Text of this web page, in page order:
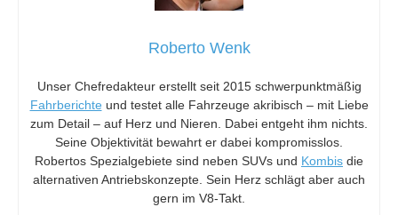
Roberto Wenk
Unser Chefredakteur erstellt seit 2015 schwerpunktmäßig
Fahrberichte und testet alle Fahrzeuge akribisch – mit Liebe
zum Detail – auf Herz und Nieren. Dabei entgeht ihm nichts.
Seine Objektivität bewahrt er dabei kompromisslos.
Robertos Spezialgebiete sind neben SUVs und Kombis die
alternativen Antriebskonzepte. Sein Herz schlägt aber auch
gern im V8-Takt.